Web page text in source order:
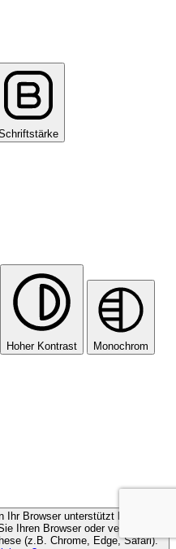
Hoher Kontrast Monochrom
Ihr Browser unterstützt keine
Ihren Browser oder verwenden
(z.B. Chrome, Edge, Safari).